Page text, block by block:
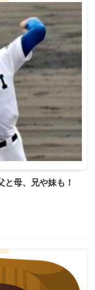
と母、兄や妹も！